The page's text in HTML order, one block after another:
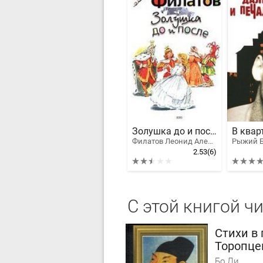
Золушка до и после
Филатов Леонид Алексеевич
2.53(6)
С этой книгой
Стихи в